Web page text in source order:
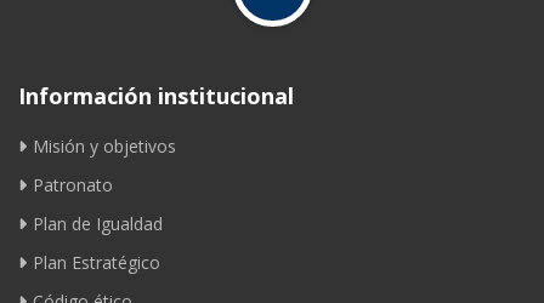
Información institucional
Misión y objetivos
Patronato
Plan de Igualdad
Plan Estratégico